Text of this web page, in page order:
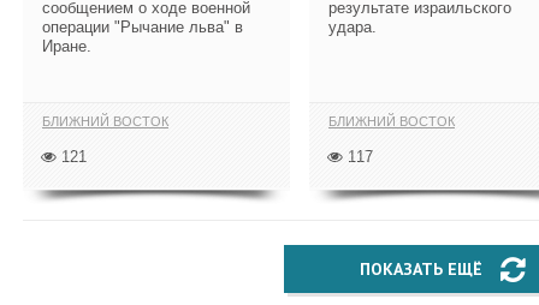
сообщением о ходе военной
операции "Рычание льва" в
Иране.
БЛИЖНИЙ ВОСТОК
121
результате израильского
удара.
БЛИЖНИЙ ВОСТОК
117
ПОКАЗАТЬ ЕЩЁ